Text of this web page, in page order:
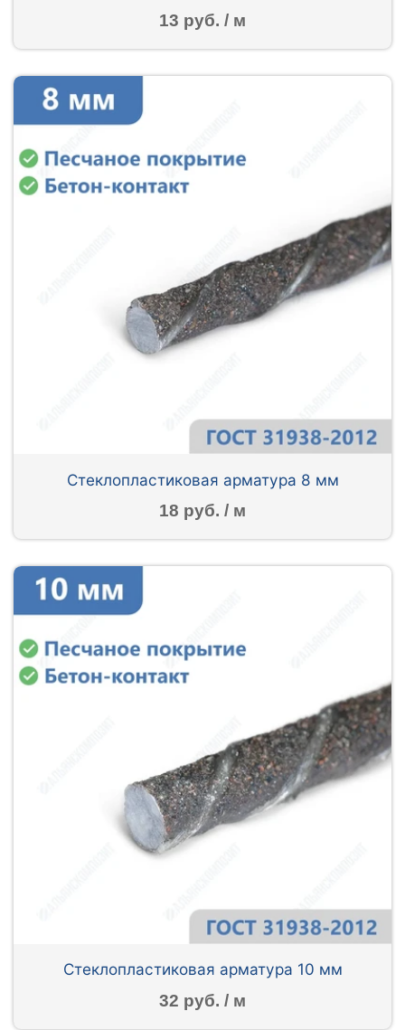
13 руб. / м
Стеклопластиковая арматура 8 мм
18 руб. / м
Стеклопластиковая арматура 10 мм
32 руб. / м